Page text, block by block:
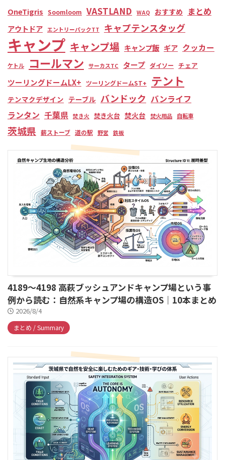
OneTigris Soomloom VASTLAND WAQ おすすめ まとめ
アウトドア エントリーパックTT キャプテンスタッグ
キャンプ キャンプ場 キャンプ飯 ギア クッカー
ケトル コールマン サーカスTC タープ ダイソー チェア
ツーリングドームLX+ ツーリングドームST+ テント
テンマクデザイン テーブル バンドック バンライフ
ランタン 千葉県 焚き火 焚き火台 焚火台 焚火用品 自転車
茨城県 薪ストーブ 道の駅 野営 鉄板
4189～4198 高萩ブッシュアンドキャンプ場という事
例から読む：自然系キャンプ場の構造OS｜10本まとめ
2026/8/4
まとめ / Summary